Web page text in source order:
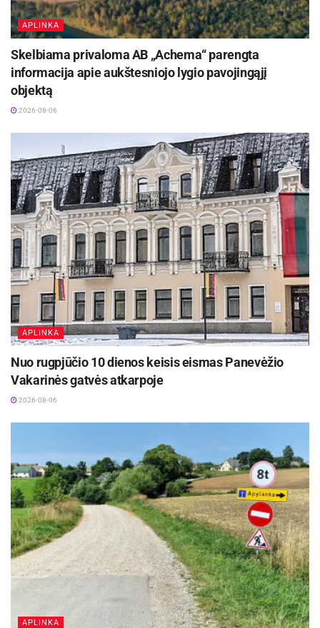
APLINKA
Skelbiama privaloma AB „Achema“ parengta
informacija apie aukštesniojo lygio pavojingąjį
objektą
2026-08-06
APLINKA
Nuo rugpjūčio 10 dienos keisis eismas Panevėžio
Vakarinės gatvės atkarpoje
2026-08-06
APLINKA